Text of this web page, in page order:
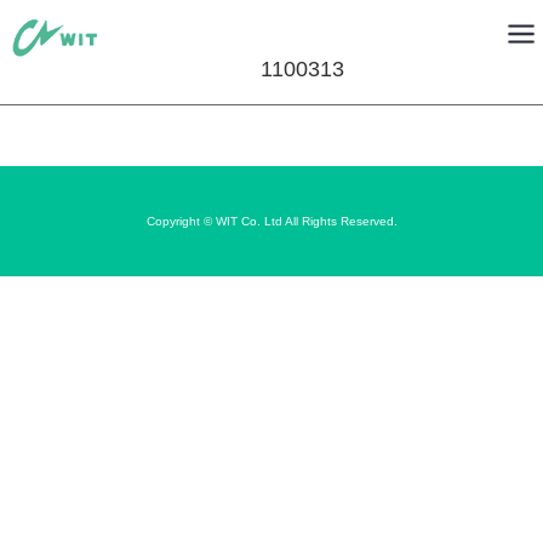
1100313
Copyright © WIT Co. Ltd All Rights Reserved.